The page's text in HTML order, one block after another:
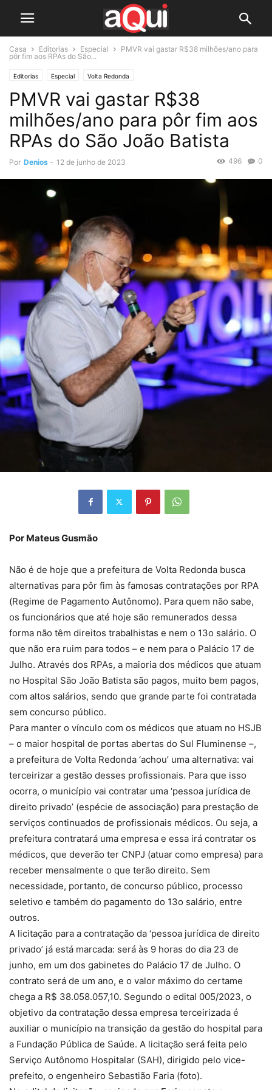
Casa Editorias Especial
PMVR vai gastar R$38 milhões/ano para
pôr fim aos RPAs do São...
Editorias Especial Volta Redonda
PMVR vai gastar R$38
milhões/ano para pôr fim aos
RPAs do São João Batista
Por Denios - 12 de junho de 2023 0
496
Por Mateus Gusmão
Não é de hoje que a prefeitura de Volta Redonda busca
alternativas para pôr fim às famosas contratações por RPA
(Regime de Pagamento Autônomo). Para quem não sabe,
os funcionários que até hoje são remunerados dessa
forma não têm direitos trabalhistas e nem o 13o salário. O
que não era ruim para todos – e nem para o Palácio 17 de
Julho. Através dos RPAs, a maioria dos médicos que atuam
no Hospital São João Batista são pagos, muito bem pagos,
com altos salários, sendo que grande parte foi contratada
sem concurso público.
Para manter o vínculo com os médicos que atuam no HSJB
– o maior hospital de portas abertas do Sul Fluminense –,
a prefeitura de Volta Redonda ‘achou’ uma alternativa: vai
terceirizar a gestão desses profissionais. Para que isso
ocorra, o município vai contratar uma ‘pessoa jurídica de
direito privado’ (espécie de associação) para prestação de
serviços continuados de profissionais médicos. Ou seja, a
prefeitura contratará uma empresa e essa irá contratar os
médicos, que deverão ter CNPJ (atuar como empresa) para
receber mensalmente o que terão direito. Sem
necessidade, portanto, de concurso público, processo
seletivo e também do pagamento do 13o salário, entre
outros.
A licitação para a contratação da ‘pessoa jurídica de direito
privado’ já está marcada: será às 9 horas do dia 23 de
junho, em um dos gabinetes do Palácio 17 de Julho. O
contrato será de um ano, e o valor máximo do certame
chega a R$ 38.058.057,10. Segundo o edital 005/2023, o
objetivo da contratação dessa empresa terceirizada é
auxiliar o município na transição da gestão do hospital para
a Fundação Pública de Saúde. A licitação será feita pelo
Serviço Autônomo Hospitalar (SAH), dirigido pelo vice-
prefeito, o engenheiro Sebastião Faria (foto).